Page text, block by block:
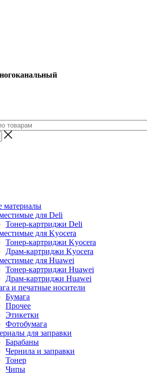
материалы
для Deli
Тонер-картриджи Deli
для Kyocera
Тонер-картриджи Kyocera
Драм-картриджи Kyocera
для Huawei
Тонер-картриджи Huawei
Драм-картриджи Huawei
и печатные носители
Бумага
Прочее
Этикетки
Фотобумага
для заправки
Барабаны
Чернила и заправки
Тонер
Чипы